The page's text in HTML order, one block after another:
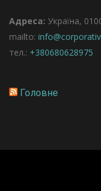
Адреса: Україна,
mailto:
тел.: +380680628975
Головне